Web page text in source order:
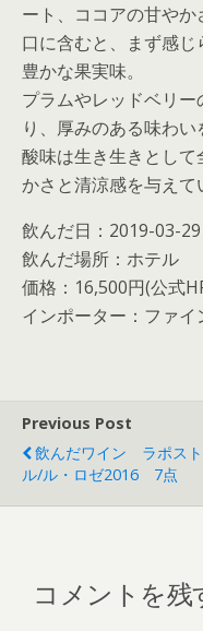
ート、ココアの甘やか
口に含むと、まず感
豊かな果実味。
プラムやレッドベリ
り、厚みのある味わい
酸味は生き生きとし
かさと清涼感を与えて
飲んだ日：2019-03-29
飲んだ場所：ホテル
価格：16,500円(公式
インポーター：ファイ
Previous Post
飲んだワイン ラポス
ル/ル・ロゼ2016 7点
コメントを残